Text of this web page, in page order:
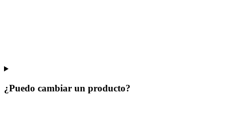
¿Puedo cambiar un producto?